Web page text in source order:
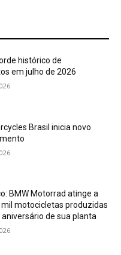
histórico de
em julho de 2026
Brasil inicia novo
BMW Motorrad atinge a
motocicletas produzidas
aniversário de sua planta